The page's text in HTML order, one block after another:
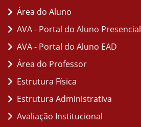
Área do Aluno
AVA - Portal do Aluno Presencial
AVA - Portal do Aluno EAD
Área do Professor
Estrutura Física
Estrutura Administrativa
Avaliação Institucional